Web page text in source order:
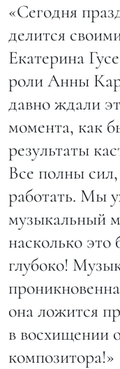
«Сегодня
делится
Екатерина
роли Анны
давно ждали
момента, как
результаты
Все полны
работать. Мы
музыкальный
насколько
глубоко!
она ложится
в восхищении
композитора!»